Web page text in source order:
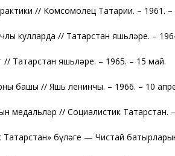
// Комсомолец Татарии. – 1961. –
кулларда // Татарстан яшьләре. –
// Татарстан яшьләре. – 1965. – 15 май.
башы // Яшь ленинчы. – 1966. – 10
медальләр // Социалистик Татарстан.
Татарстан» бүләге — Чистай